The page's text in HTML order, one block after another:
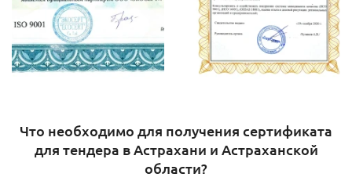
Что необходимо для получения сертификата
для тендера в Астрахани и Астраханской
области?